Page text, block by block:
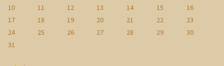
10
11 12 13 14 15
16
17
18 19 20 21 22
23
24
25 26 27 28 29
30
31